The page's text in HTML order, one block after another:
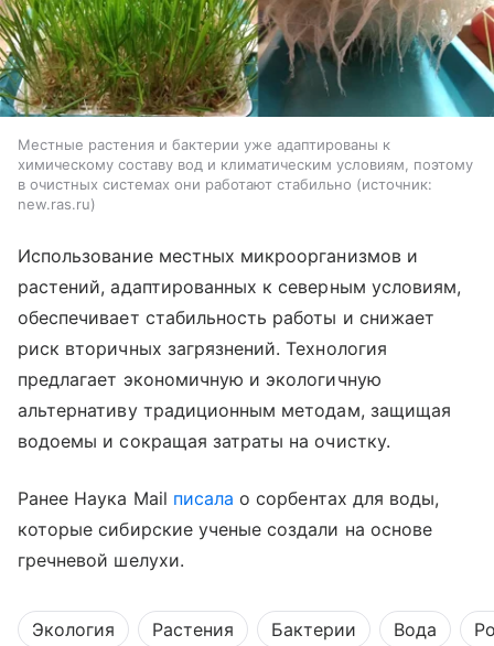
Местные растения и бактерии уже адаптированы к
химическому составу вод и климатическим условиям, поэтому
в очистных системах они работают стабильно
источник:
new.ras.ru
Использование местных микроорганизмов и
растений, адаптированных к северным условиям,
обеспечивает стабильность работы и снижает
риск вторичных загрязнений. Технология
предлагает экономичную и экологичную
альтернативу традиционным методам, защищая
водоемы и сокращая затраты на очистку.
Ранее Наука Mail писала о сорбентах для воды,
которые сибирские ученые создали на основе
гречневой шелухи.
Экология Растения Бактерии Вода